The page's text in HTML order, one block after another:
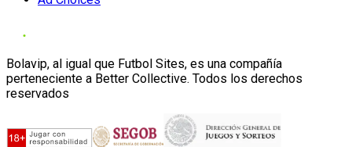
Bolavip, al igual que Futbol Sites, es una compañía
perteneciente a Better Collective. Todos los derechos
reservados